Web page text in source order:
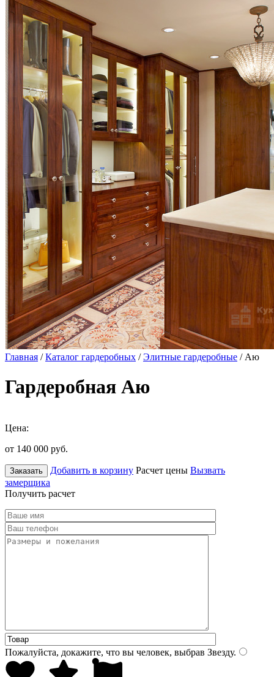
Главная /Каталог гардеробных /Элитные гардеробные / Аю
Гардеробная Аю
Цена:
от 140 000 руб.
Заказать Добавить в корзину Расчет цены Вызвать
замерщика
Получить расчет
Пожалуйста, докажите, что вы человек, выбрав Звезду.